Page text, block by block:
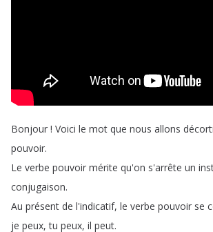
Bonjour ! Voici le mot que nous allons
pouvoir.
Le verbe pouvoir mérite qu'on s'arrête un
conjugaison.
Au présent de l'indicatif, le verbe pouvoir se
je peux,tu peux, il peut.